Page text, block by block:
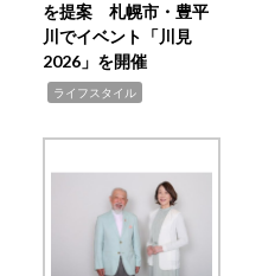
を提案 札幌市・豊平
川でイベント「川見
2026」を開催
ライフスタイル